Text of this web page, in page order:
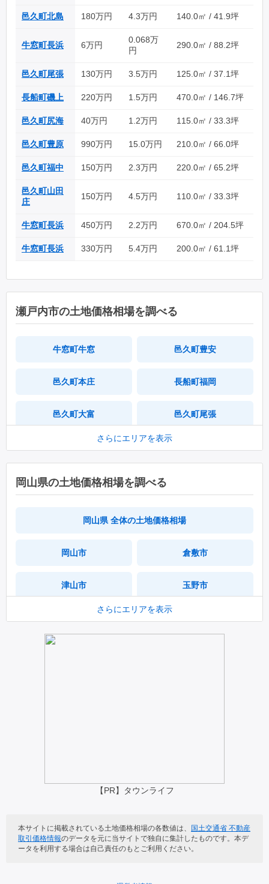
邑久町北島 180万円 4.3万円 140.0㎡ / 41.9坪
牛窓町長浜 6万円
0.068万
円
290.0㎡ / 88.2坪
邑久町尾張 130万円 3.5万円 125.0㎡ / 37.1坪
長船町磯上 220万円 1.5万円 470.0㎡ / 146.7坪
邑久町尻海 40万円 1.2万円 115.0㎡ / 33.3坪
邑久町豊原 990万円 15.0万円 210.0㎡ / 66.0坪
邑久町福中 150万円 2.3万円 220.0㎡ / 65.2坪
邑久町山田
庄
150万円 4.5万円 110.0㎡ / 33.3坪
牛窓町長浜 450万円 2.2万円 670.0㎡ / 204.5坪
牛窓町長浜 330万円 5.4万円 200.0㎡ / 61.1坪
瀬戸内市の土地価格相場を調べる
牛窓町牛窓 邑久町豊安
邑久町本庄 長船町福岡
邑久町大富 邑久町尾張
邑久町虫明
長船町服部
邑久町福中 邑久町宗三
さらにエリアを表示
岡山県の土地価格相場を調べる
岡山県 全体の土地価格相場
岡山市 倉敷市
津山市 玉野市
矢掛町 新庄村
さらにエリアを表示
【PR】タウンライフ
本サイトに掲載されている土地価格相場の各数値は、
国土交通省 不動産
取引価格情報のデータを元に当サイトで独自に集計したものです。本デ
ータを利用する場合は自己責任のもとご利用ください。